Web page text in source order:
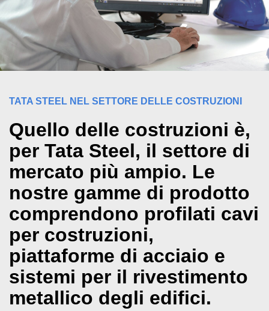
TATA STEEL NEL SETTORE DELLE COSTRUZIONI
Quello delle costruzioni è,
per Tata Steel, il settore di
mercato più ampio. Le
nostre gamme di prodotto
comprendono profilati cavi
per costruzioni,
piattaforme di acciaio e
sistemi per il rivestimento
metallico degli edifici.